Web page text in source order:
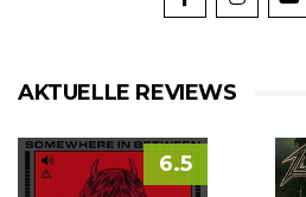
AKTUELLE REVIEWS
6.5